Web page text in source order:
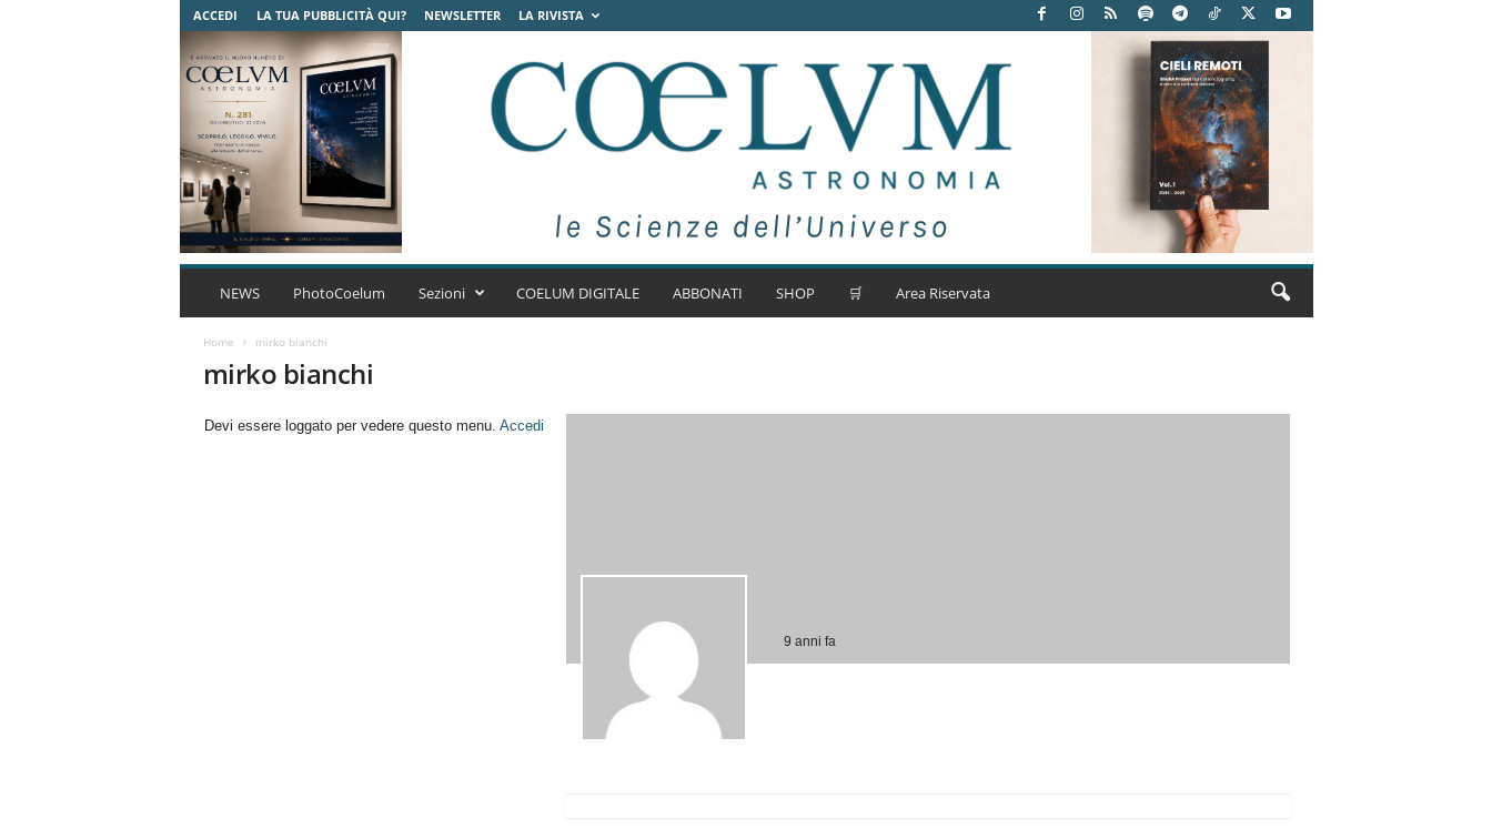
ACCEDI LA TUA PUBBLICITÀ QUI? NEWSLETTER LA RIVISTA
C
s
NEWS PhotoCoelum Sezioni COELUM DIGITALE ABBONATI SHOP 🛒 Area Riservata
Home mirko bianchi
mirko bianchi
Devi essere loggato per vedere questo menu. Accedi
9 anni fa